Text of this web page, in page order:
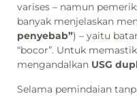
varises – namun
banyak menjelaskan
penyebab”) – yaitu
“bocor”. Untuk
mengandalkan USG
Selama pemindaian